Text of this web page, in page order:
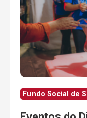
Fundo Social de